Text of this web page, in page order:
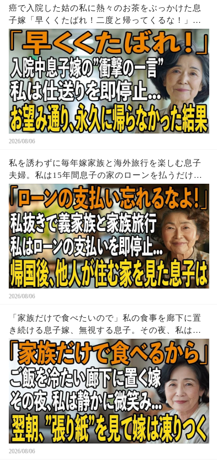
癌で入院した姑の私に熱々のお茶をぶっかけた息
子嫁「早くくたばれ！二度と帰ってくるな！」→
お望みどおり私は息子夫婦へ仕送りを停止し、永
久に帰らなかった結果
2026/08/06
私を誘わずに毎年嫁家族と海外旅行を楽しむ息子
夫婦。私は15年間息子の家のローンを払うだけ黙
って実印を押し家を即売却→帰国後、他人が住む
家を見た息子は顔面蒼白に
2026/08/06
「家族だけで食べたいので」私の食事を廊下に置
き続ける息子嫁、無視する息子。その夜、私は黙
って姿を消した→翌朝、玄関の張り紙に息子嫁は
顔面蒼白に
2026/08/06